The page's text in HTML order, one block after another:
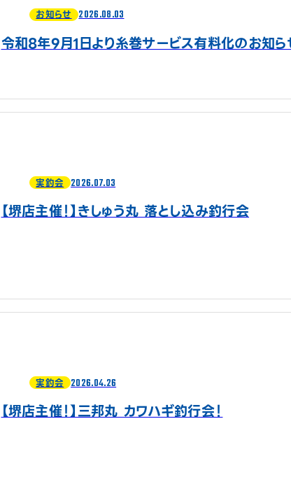
お知らせ 2026.08.03
令和8年9月1日より糸巻サービス有料化のお知ら
実釣会 2026.07.03
【堺店主催！】きしゅう丸 落とし込み釣行会
実釣会 2026.04.26
【堺店主催！】三邦丸 カワハギ釣行会！